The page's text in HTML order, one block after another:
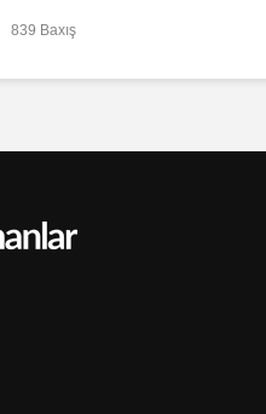
839 Baxış